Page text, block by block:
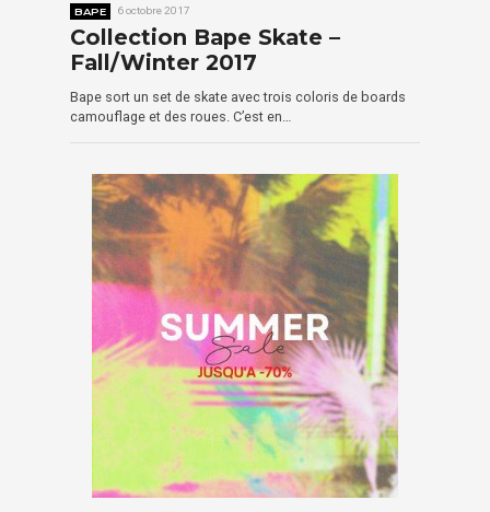
BAPE 6 octobre 2017
Collection Bape Skate –
Fall/Winter 2017
Bape sort un set de skate avec trois coloris de boards
camouflage et des roues. C’est en…